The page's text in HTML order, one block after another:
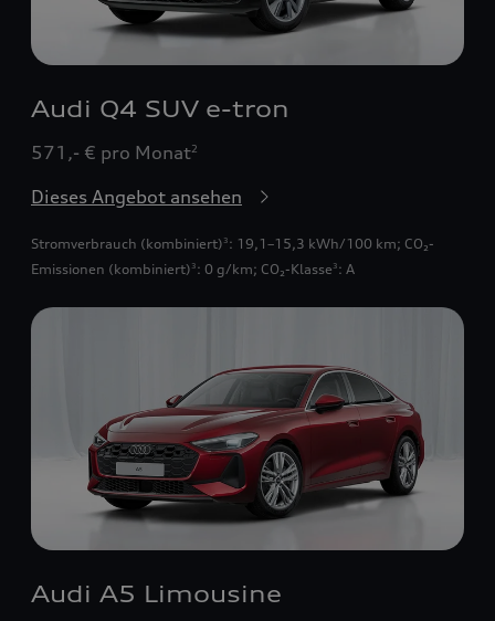
Audi Q4 SUV e-tron
571,- € pro Monat2
Dieses Angebot ansehen
Stromverbrauch (kombiniert) 3 : 19,1–15,3 kWh/100 km; CO₂-
Emissionen (kombiniert) 3 : 0 g/km; CO₂-Klasse 3 : A
Audi A5 Limousine